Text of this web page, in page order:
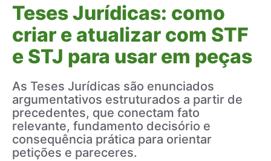
Teses Jurídicas: como
criar e atualizar com STF
e STJ para usar em peças
As Teses Jurídicas são enunciados
argumentativos estruturados a partir de
precedentes, que conectam fato
relevante, fundamento decisório e
consequência prática para orientar
petições e pareceres.